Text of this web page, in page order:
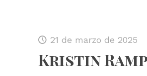
21 de marzo de 2025
Kristin